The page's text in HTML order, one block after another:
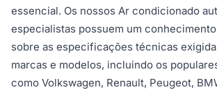
essencial. Os nossos Ar condicionado
especialistas possuem um
sobre as especificações técnicas
marcas e modelos, incluindo os
como Volkswagen, Renault, Peugeot,